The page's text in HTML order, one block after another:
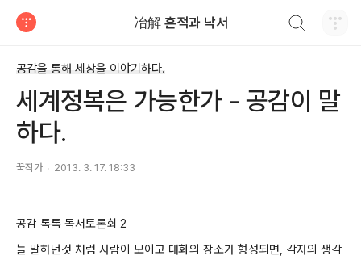
冶解 흔적과 낙서
공감을 통해 세상을 이야기하다.
세계정복은 가능한가 - 공감이 말
하다.
꾹작가 2013. 3. 17. 18:33
공감 톡톡 독서토론회 2
늘 말하던것 처럼 사람이 모이고 대화의 장소가 형성되면, 각자의 생각